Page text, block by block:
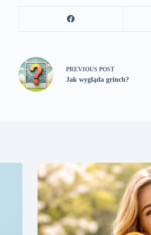
PREVIOUS POST
Jak wygląda grinch?